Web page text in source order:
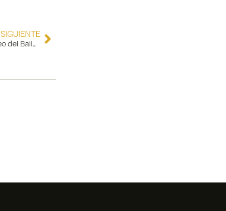
SIGUIENTE
El documental de “Carmencita” se filma en el Museo del Baile Flamenco